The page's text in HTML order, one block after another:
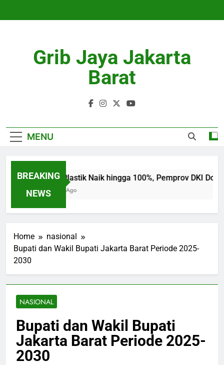
Grib Jaya Jakarta
Barat
MENU
BREAKING
NEWS
Harga Plastik Naik hingga 100%, Pemprov DKI
4 Months Ago
Home
nasional
Bupati dan Wakil Bupati Jakarta Barat Periode 2025-
2030
NASIONAL
Bupati dan Wakil Bupati
Jakarta Barat Periode 2025-
2030